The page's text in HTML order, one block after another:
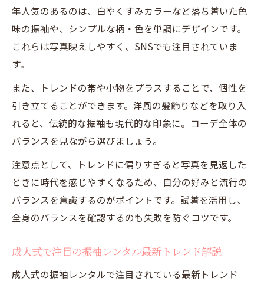
ト
振袖レンタル人気色ランキング成人式編
成人式におすすめの振袖レンタル色選び術
年人気のあるのは、白やくすみカラーなど落ち着いた色
味の振袖や、シンプルな柄・色を単調にデザインです。
これらは写真映えしやすく、SNSでも注目されていま
す。
また、トレンドの帯や小物をプラスすることで、個性を
引き立てることができます。洋風の髪飾りなどを取り入
れると、伝統的な振袖も現代的な印象に。コーデ全体の
バランスを見ながら選びましょう。
注意点として、トレンドに偏りすぎると写真を見返した
ときに時代を感じやすくなるため、自分の好みと流行の
バランスを意識するのがポイントです。試着を活用し、
全身のバランスを確認するのも失敗を防ぐコツです。
成人式で注目の振袖レンタル最新トレンド解説
成人式の振袖レンタルで注目されている最新トレンド